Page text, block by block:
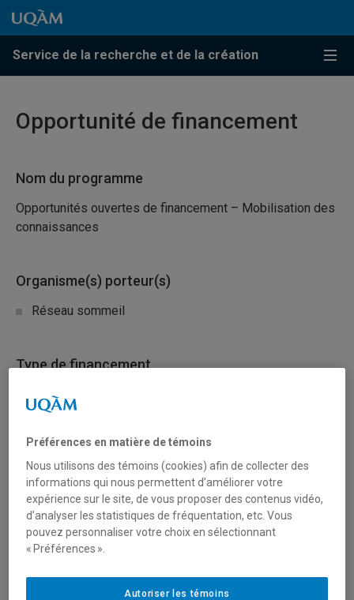
Passer au contenu
Accéder au menu principal
Accéder à la recherche
Passer au contenu
Accéder au menu principal
Service de la recherche et de la création
Menu
Opportunité de financement
Nom du programme
Opportunités ouvertes de financement – Mobilisation des
connaissances
Organisme(s) porteur(s)
Réseau sommeil
Type de financement
Mobilisation des connaissances (réseautage, transfert
et diffusion)
Secteur(s)
Sciences humaines et sociales
Sciences liées à la santé
Description du programme
Préférences en matière de témoins
Nous utilisons des témoins (cookies) afin de collecter des
informations qui nous permettent d’améliorer votre
expérience sur le site, de vous proposer des contenus vidéo,
d’analyser les statistiques de fréquentation, etc. Vous
pouvez personnaliser votre choix en sélectionnant
« Préférences ».
Autoriser les témoins